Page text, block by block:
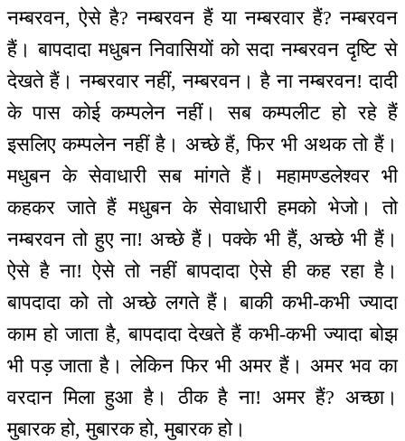
नम्बरवन, ऐसे है? नम्बरवन हैं या नम्बरवार हैं? नम्बरवन
हैं। बापदादा मधुबन निवासियों को सदा नम्बरवन दृष्टि से
देखते हैं। नम्बरवार नहीं, नम्बरवन। है ना नम्बरवन! दादी
के पास कोई कम्पलेन नहीं। सब कम्पलीट हो रहे हैं
इसलिए कम्पलेन नहीं है। अच्छे हैं, फिर भी अथक तो हैं।
मधुबन के सेवाधारी सब मांगते हैं। महामण्डलेश्वर भी
कहकर जाते हैं मधुबन के सेवाधारी हमको भेजो। तो
नम्बरवन तो हुए ना! अच्छे हैं। पक्के भी हैं, अच्छे भी हैं।
ऐसे है ना! ऐसे तो नहीं बापदादा ऐसे ही कह रहा है।
बापदादा को तो अच्छे लगते हैं। बाकी कभी-कभी ज्यादा
काम हो जाता है, बापदादा देखते हैं कभी-कभी ज्यादा बोझ
भी पड़ जाता है। लेकिन फिर भी अमर हैं। अमर भव का
वरदान मिला हुआ है। ठीक है ना! अमर हैं? अच्छा।
मुबारक हो, मुबारक हो, मुबारक हो।